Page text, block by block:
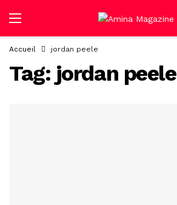
Accueil jordan peele
Tag: jordan peele